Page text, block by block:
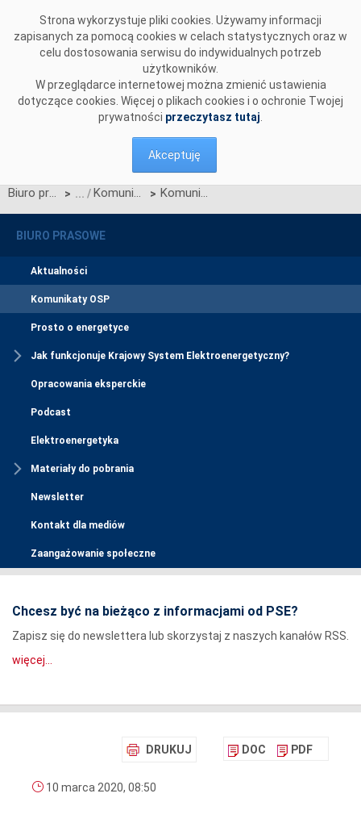
Strona wykorzystuje pliki cookies. Używamy informacji
zapisanych za pomocą cookies w celach statystycznych oraz w
celu dostosowania serwisu do indywidualnych potrzeb
użytkowników.
W przeglądarce internetowej można zmienić ustawienia
dotyczące cookies. Więcej o plikach cookies i o ochronie Twojej
prywatności przeczytasz tutaj
Akceptuję
Biuro prasowe > Komunikaty OSP > Komunikat w sprawie konsultacji dotyczących waloryzacji wynagrodzenia
BIURO PRASOWE
Aktualności
Komunikaty OSP
Prosto o energetyce
Jak funkcjonuje Krajowy System Elektroenergetyczny?
Opracowania eksperckie
Podcast
Elektroenergetyka
Materiały do pobrania
Newsletter
Kontakt dla mediów
Zaangażowanie społeczne
Chcesz być na bieżąco z informacjami od PSE?
Zapisz się do newslettera lub skorzystaj z naszych kanałów RSS.
więcej...
DRUKUJ DOC PDF
10 marca 2020, 08:50